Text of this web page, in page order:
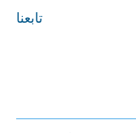
تابعنا